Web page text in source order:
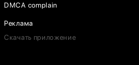
DMCA complain
Реклама
Скачать приложение